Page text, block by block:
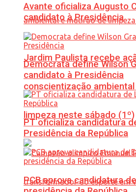
Jardim Paulista recebe
conscientização
limpeza neste sábado (1º)
Avante oficializa Augusto
candidato à Presidência
Democrata define Wilson
candidato à Presidência
PT oficializa candidatura
Presidência da República
PCB aprova candidatura